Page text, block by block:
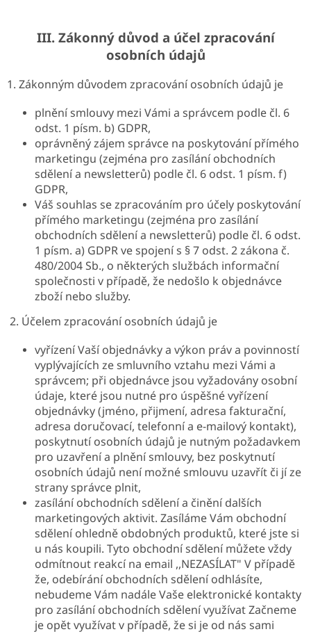
III. Zákonný důvod a účel zpracování
osobních údajů
1. Zákonným důvodem zpracování osobních údajů je
plnění smlouvy mezi Vámi a správcem podle čl. 6
odst. 1 písm. b) GDPR,
oprávněný zájem správce na poskytování přímého
marketingu (zejména pro zasílání obchodních
sdělení a newsletterů) podle čl. 6 odst. 1 písm. f)
GDPR,
Váš souhlas se zpracováním pro účely poskytování
přímého marketingu (zejména pro zasílání
obchodních sdělení a newsletterů) podle čl. 6 odst.
1 písm. a) GDPR ve spojení s § 7 odst. 2 zákona č.
480/2004 Sb., o některých službách informační
společnosti v případě, že nedošlo k objednávce
zboží nebo služby.
2. Účelem zpracování osobních údajů je
vyřízení Vaší objednávky a výkon práv a povinností
vyplývajících ze smluvního vztahu mezi Vámi a
správcem; při objednávce jsou vyžadovány osobní
údaje, které jsou nutné pro úspěšné vyřízení
objednávky (jméno, přijmení, adresa fakturační,
adresa doručovací, telefonní a e-mailový kontakt),
poskytnutí osobních údajů je nutným požadavkem
pro uzavření a plnění smlouvy, bez poskytnutí
osobních údajů není možné smlouvu uzavřít či jí ze
strany správce plnit,
zasílání obchodních sdělení a činění dalších
marketingových aktivit. Zasíláme Vám obchodní
sdělení ohledně obdobných produktů, které jste si
u nás koupili. Tyto obchodní sdělení můžete vždy
odmítnout reakcí na email ,,NEZASÍLAT" V případě
že, odebírání obchodních sdělení odhlásíte,
nebudeme Vám nadále Vaše elektronické kontakty
pro zasílání obchodních sdělení využívat Začneme
je opět využívat v případě, že si je od nás sami